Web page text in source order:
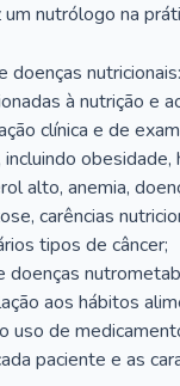
nutrólogo na
doenças
à nutrição e
clínica e de
obesidade,
alto, anemia,
carências
tipos de câncer;
doenças
aos hábitos
uso de
paciente e as